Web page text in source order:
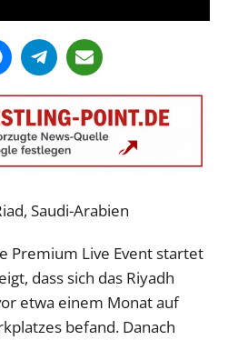
Saudi-Arabien
Premium Live Event startet
dass sich das Riyadh
etwa einem Monat auf
befand. Danach